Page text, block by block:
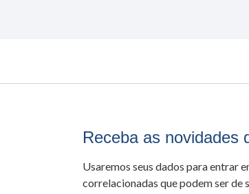
Receba as novidades
Usaremos seus dados para entrar
correlacionadas que podem ser de